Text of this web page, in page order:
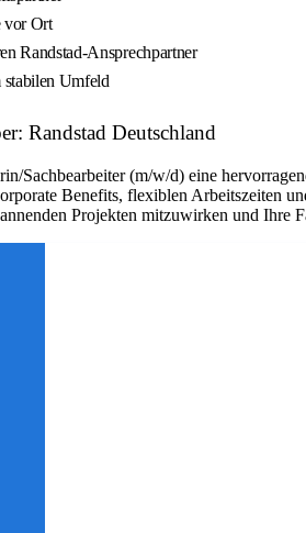
vor Ort
Randstad-Ansprechpartner
stabilen Umfeld
Randstad Deutschland
Sachbearbeiter (m/w/d) eine
Benefits, flexiblen Arbeitszeiten
Projekten mitzuwirken und Ihre